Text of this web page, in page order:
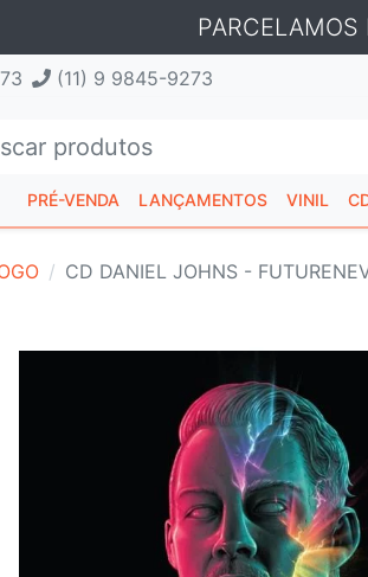
(11) 9 9845-9273
PRÉ-VENDA LANÇAMENTOS VINIL
CD DANIEL JOHNS -